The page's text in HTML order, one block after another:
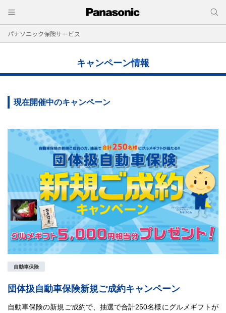
パナソニック保険サービス
キャンペーン情報
現在開催中のキャンペーン
自動車保険
団体扱自動車保険新規ご成約キャンペーン
自動車保険の新規ご成約で、抽選で合計250名様にグルメギフトが